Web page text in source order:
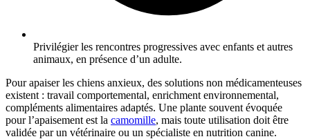
Privilégier les rencontres progressives avec enfants et autres
animaux, en présence d’un adulte.
Pour apaiser les chiens anxieux, des solutions non médicamenteuses
existent : travail comportemental, enrichment environnemental,
compléments alimentaires adaptés. Une plante souvent évoquée
pour l’apaisement est la camomille, mais toute utilisation doit être
validée par un vétérinaire ou un spécialiste en nutrition canine.